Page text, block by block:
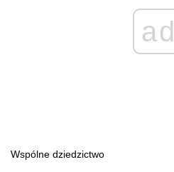
ad
Wspólne dziedzictwo